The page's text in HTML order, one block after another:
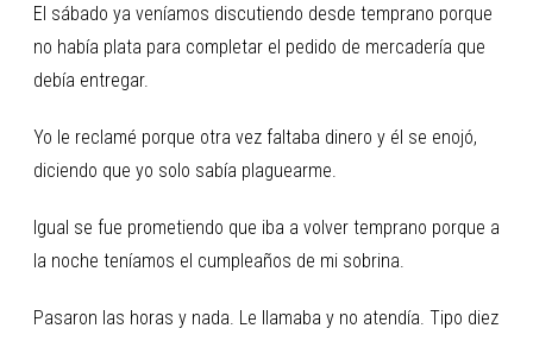
El sábado ya veníamos discutiendo desde temprano porque
no había plata para completar el pedido de mercadería que
debía entregar.
Yo le reclamé porque otra vez faltaba dinero y él se enojó,
diciendo que yo solo sabía plaguearme.
Igual se fue prometiendo que iba a volver temprano porque a
la noche teníamos el cumpleaños de mi sobrina.
Pasaron las horas y nada. Le llamaba y no atendía. Tipo diez